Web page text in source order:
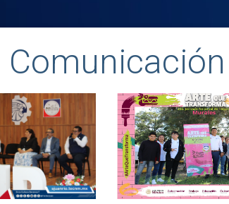
Comunicación